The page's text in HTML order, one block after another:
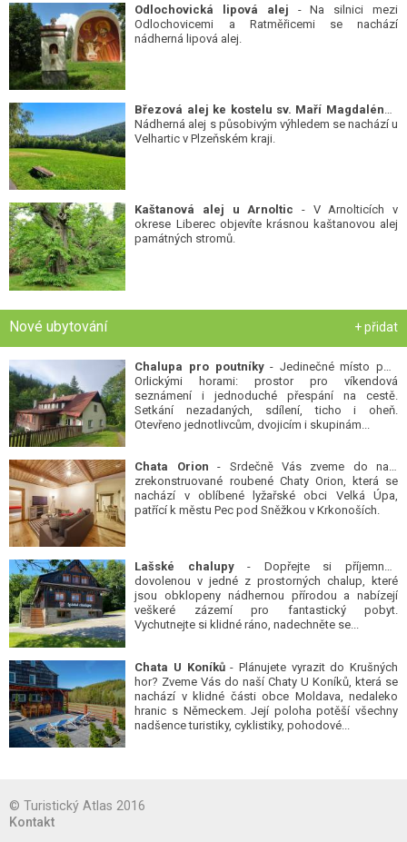
Odlochovická lipová alej - Na silnici mezi
Odlochovicemi a Ratměřicemi se nachází
nádherná lipová alej.
Březová alej ke kostelu sv. Maří Magdalény-
Nádherná alej s působivým výhledem se nachází u
Velhartic v Plzeňském kraji.
Kaštanová alej u Arnoltic - V Arnolticích v
okrese Liberec objevíte krásnou kaštanovou alej
památných stromů.
Nové ubytování + přidat
Chalupa pro poutníky- Jedinečné místo pod
Orlickými horami: prostor pro víkendová
seznámení i jednoduché přespání na cestě.
Setkání nezadaných, sdílení, ticho i oheň.
Otevřeno jednotlivcům, dvojicím i skupinám...
Chata Orion - Srdečně Vás zveme do naší
zrekonstruované roubené Chaty Orion, která se
nachází v oblíbené lyžařské obci Velká Úpa,
patřící k městu Pec pod Sněžkou v Krkonoších.
Lašské chalupy- Dopřejte si příjemnou
dovolenou v jedné z prostorných chalup, které
jsou obklopeny nádhernou přírodou a nabízejí
veškeré zázemí pro fantastický pobyt.
Vychutnejte si klidné ráno, nadechněte se...
Chata U Koníků- Plánujete vyrazit do Krušných
hor? Zveme Vás do naší Chaty U Koníků, která se
nachází v klidné části obce Moldava, nedaleko
hranic s Německem. Její poloha potěší všechny
nadšence turistiky, cyklistiky, pohodové...
© Turistický Atlas 2016
Kontakt